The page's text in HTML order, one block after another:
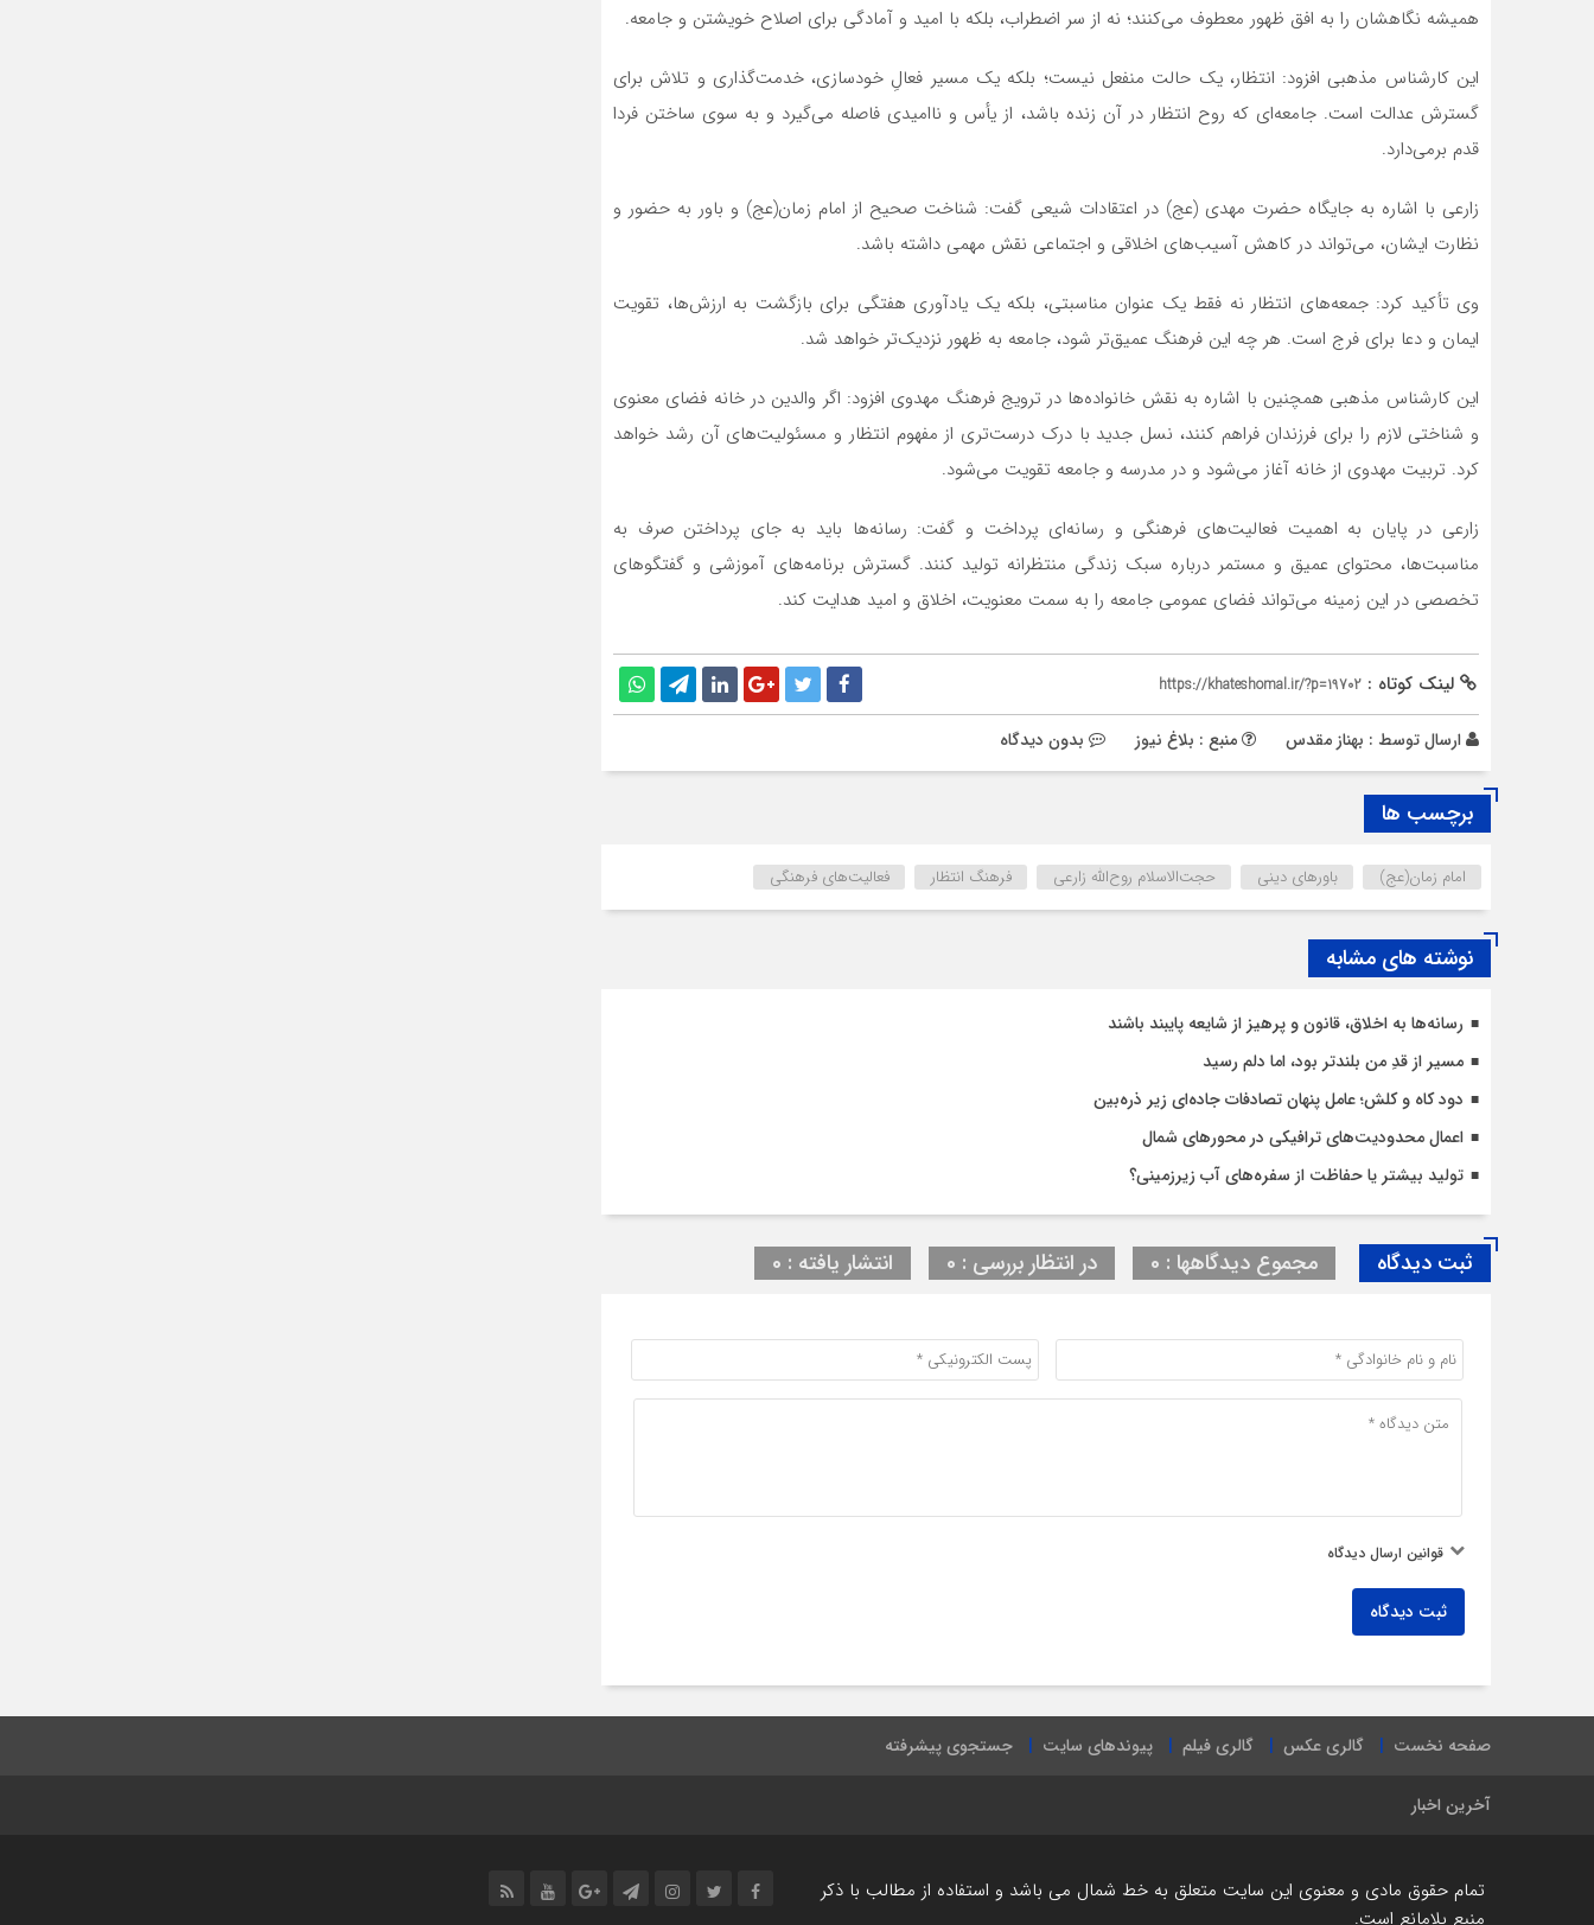
همیشه نگاهشان را به افق ظهور معطوف می‌کنند؛ نه از سر اضطراب، بلکه با امید و آمادگی برای اصلاح خویشتن و جامعه.
این کارشناس مذهبی افزود: انتظار، یک حالت منفعل نیست؛ بلکه یک مسیر فعالِ خودسازی، خدمت‌گذاری و تلاش برای
گسترش عدالت است. جامعه‌ای که روح انتظار در آن زنده باشد، از یأس و ناامیدی فاصله می‌گیرد و به سوی ساختن فردا
قدم برمی‌دارد.
زارعی با اشاره به جایگاه حضرت مهدی (عج) در اعتقادات شیعی گفت: شناخت صحیح از امام زمان(عج) و باور به حضور و
نظارت ایشان، می‌تواند در کاهش آسیب‌های اخلاقی و اجتماعی نقش مهمی داشته باشد.
وی تأکید کرد: جمعه‌های انتظار نه فقط یک عنوان مناسبتی، بلکه یک یادآوری هفتگی برای بازگشت به ارزش‌ها، تقویت
ایمان و دعا برای فرج است. هر چه این فرهنگ عمیق‌تر شود، جامعه به ظهور نزدیک‌تر خواهد شد.
این کارشناس مذهبی همچنین با اشاره به نقش خانواده‌ها در ترویج فرهنگ مهدوی افزود: اگر والدین در خانه فضای معنوی
و شناختی لازم را برای فرزندان فراهم کنند، نسل جدید با درک درست‌تری از مفهوم انتظار و مسئولیت‌های آن رشد خواهد
کرد. تربیت مهدوی از خانه آغاز می‌شود و در مدرسه و جامعه تقویت می‌شود.
زارعی در پایان به اهمیت فعالیت‌های فرهنگی و رسانه‌ای پرداخت و گفت: رسانه‌ها باید به جای پرداختن صرف به
مناسبت‌ها، محتوای عمیق و مستمر درباره سبک زندگی منتظرانه تولید کنند. گسترش برنامه‌های آموزشی و گفتگوهای
تخصصی در این زمینه می‌تواند فضای عمومی جامعه را به سمت معنویت، اخلاق و امید هدایت کند.
لینک کوتاه : https://khateshomal.ir/?p=19702
ارسال توسط : بهناز مقدس منبع : بلاغ نیوز بدون دیدگاه
برچسب ها
امام زمان(عج) باورهای دینی حجت‌الاسلام روح‌الله زارعی فرهنگ انتظار فعالیت‌های فرهنگی
نوشته های مشابه
رسانه‌ها به اخلاق، قانون و پرهیز از شایعه پایبند باشند
مسیر از قدِ من بلندتر بود، اما دلم رسید
دود کاه و کلش؛ عامل پنهان تصادفات جاده‌ای زیر ذره‌بین
اعمال محدودیت‌‌های ترافیکی در محورهای شمال
تولید بیشتر یا حفاظت از سفره‌های آب زیرزمینی؟
ثبت دیدگاه مجموع دیدگاهها : 0 در انتظار بررسی : 0 انتشار یافته : 0
قوانین ارسال دیدگاه
ثبت دیدگاه
صفحه نخست گالری عکس گالری فیلم پیوندهای سایت جستجوی پیشرفته
آخرین اخبار
تمام حقوق مادی و معنوی این سایت متعلق به خط شمال می باشد و استفاده از مطالب با ذکر
منبع بلامانع است.